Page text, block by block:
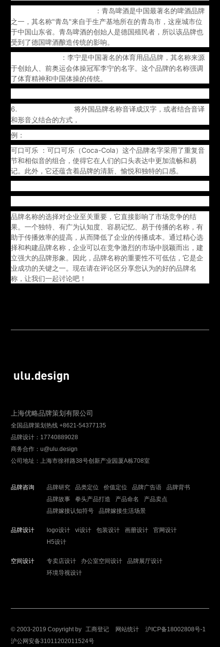
：青岛啤酒是中国最著名的啤酒品牌
之一，其名称"青岛"来自于生产基地所在的青岛市，这座城市位
于中国山东省。青岛啤酒的创始人是德国殖民者，所以该品牌也
受到了德国啤酒酿造传统的影响。
：李宁是中国著名的体育用品品牌，其名称来源
于创始人、前奥运会体操冠军李宁的名字。这个品牌的名称强调
了体育精神和中国体操的传统。
6.
将外国品牌名称音译成汉字，或者结合音译
和形音义结合的方式，
例：
可口可乐 ：可口可乐（Coca-Cola）这个品牌名字采用了重复音
节和相似音的组合，使得它在人们的口头表达中更加流畅和易
记。此外，它还蕴含着品牌的清新、愉悦和独特的口感。
品牌名称的选择对企业至关重要，它直接影响了市场竞争的结
果。一个独特、有广为认知度、容易记忆、易于传播的名称，有
助于传播效率的提高，从而降低了企业的传播成本。通过精心选
择和构建品牌名称，企业可以在竞争激烈的市场中脱颖而出，建
立强大的品牌形象。因此，品牌名称的重要性不可低估，它是企
业成功的关键之一。现在请在评论区分享您认为的好的品牌名
称，让我们一起讨论吧！
ulu.design
上海优略品牌策划有限公司
全国品牌策划热线 +8621-54377135
品牌设计：17740889028
商务合作：u@ulu.design
公司地址：上海市徐祥路38号创新产业园厦A栋708室
品牌咨询 品牌研究 品类定位 价值定位 品牌广告语
品牌背书
品牌故事
拳头产品打造 产品命名
产品卖点
品牌嫁接认知符号
品牌嫁接生活场景
品牌设计 logo设计 vi设计 包装设计 画册设计
官网设计
H5设计
空间设计 专卖店设计 办公室空间设计
品牌展厅设计
环境导视设计
© 2003-2019 Copyright by 工商登记 网站统计
沪ICP备18002808号-1
沪公网安备31011202011524号